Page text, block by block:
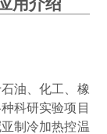
油、化⼯、橡
科研实验项⽬
制冷加热控温